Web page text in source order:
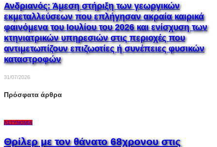
Ανδριανός: Άμεση στήριξη των γεωργικών
εκμεταλλεύσεων που επλήγησαν ακραία καιρικά
φαινόμενα του Ιουλίου του 2026 και ενίσχυση των
κτηνιατρικών υπηρεσιών στις περιοχές που
αντιμετωπίζουν επιζωοτίες ή συνέπειες φυσικών
καταστροφών
31/07/2026
Πρόσφατα άρθρα
ΑΣΤΥΝΟΜΊΑ
Θρίλερ με τον θάνατο 68χρονου στις